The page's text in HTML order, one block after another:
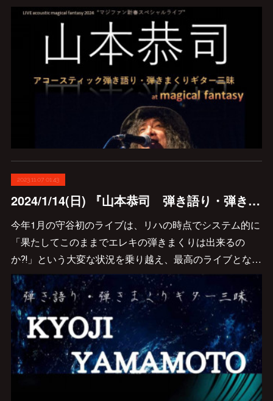
2023.11.07 01:43
2024/1/14(日) 『山本恭司 弾き語り・弾きまくりギター三昧 at BAR mix 226』決定しました♪
今年1月の守谷初のライブは、リハの時点でシステム的に
「果たしてこのままでエレキの弾きまくりは出来るの
か⁈」という大変な状況を乗り越え、最高のライブとな…